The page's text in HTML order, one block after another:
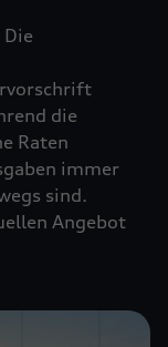
die
Raten
immer
sind.
Angebot